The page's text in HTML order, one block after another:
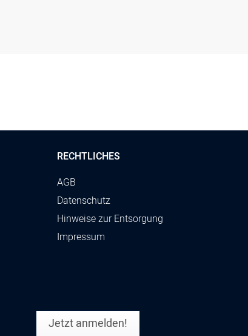
RECHTLICHES
AGB
Datenschutz
Hinweise zur Entsorgung
Impressum
Jetzt anmelden!